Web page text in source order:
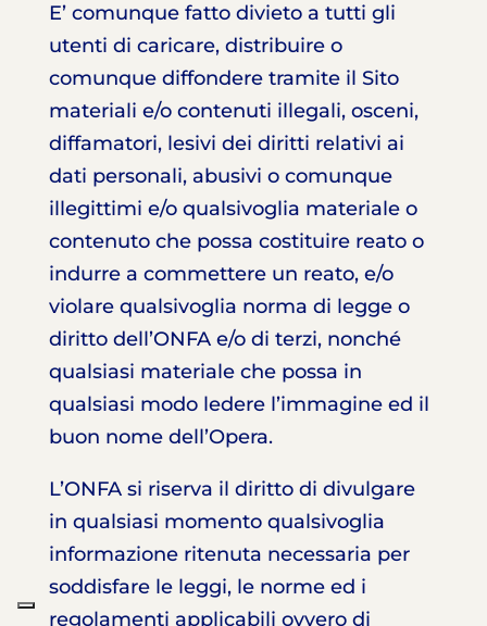
E’ comunque fatto divieto a tutti gli
utenti di caricare, distribuire o
comunque diffondere tramite il Sito
materiali e/o contenuti illegali, osceni,
diffamatori, lesivi dei diritti relativi ai
dati personali, abusivi o comunque
illegittimi e/o qualsivoglia materiale o
contenuto che possa costituire reato o
indurre a commettere un reato, e/o
violare qualsivoglia norma di legge o
diritto dell’ONFA e/o di terzi, nonché
qualsiasi materiale che possa in
qualsiasi modo ledere l’immagine ed il
buon nome dell’Opera.
L’ONFA si riserva il diritto di divulgare
in qualsiasi momento qualsivoglia
informazione ritenuta necessaria per
soddisfare le leggi, le norme ed i
regolamenti applicabili ovvero di